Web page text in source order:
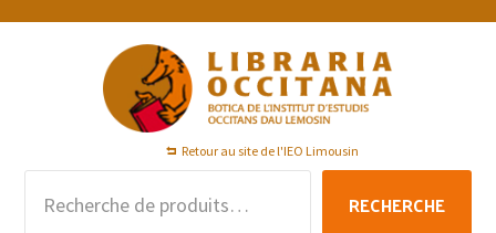
Passer
Passer
Passer
Retour au site de l'IEO Limousin
pour :
RECHERCHE